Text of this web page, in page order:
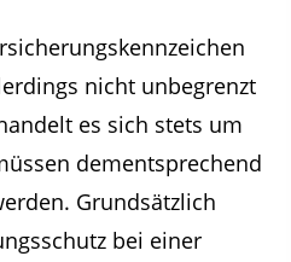
nicht unbegrenzt
es sich stets um
dementsprechend
Grundsätzlich
bei einer